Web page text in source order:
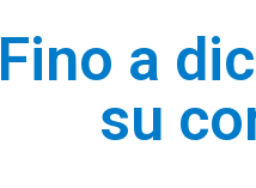
Fino a
su